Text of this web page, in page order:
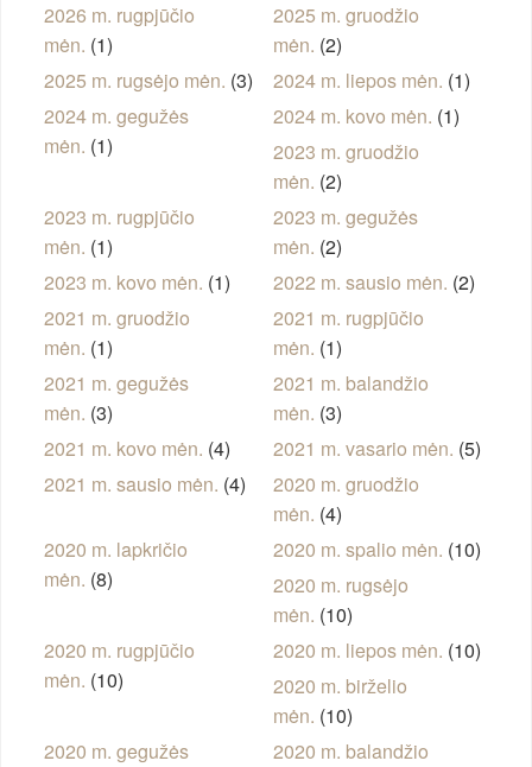
2026 m. rugpjūčio
mėn. (1)
2025 m. gruodžio
mėn. (2)
2025 m. rugsėjo mėn. (3) 2024 m. liepos mėn. (1)
2024 m. gegužės
mėn. (1)
2024 m. kovo mėn. (1)
2023 m. gruodžio
mėn. (2)
2023 m. rugpjūčio
mėn. (1)
2023 m. gegužės
mėn. (2)
2023 m. kovo mėn. (1) 2022 m. sausio mėn. (2)
2021 m. gruodžio
mėn. (1)
2021 m. rugpjūčio
mėn. (1)
2021 m. gegužės
mėn. (3)
2021 m. balandžio
mėn. (3)
2021 m. kovo mėn. (4) 2021 m. vasario mėn. (5)
2021 m. sausio mėn. (4)
2020 m. gruodžio
mėn. (4)
2020 m. lapkričio
mėn. (8)
2020 m. spalio mėn. (10)
2020 m. rugsėjo
mėn. (10)
2020 m. rugpjūčio
mėn. (10)
2020 m. liepos mėn. (10)
2020 m. birželio
mėn. (10)
2020 m. gegužės
2020 m. balandžio